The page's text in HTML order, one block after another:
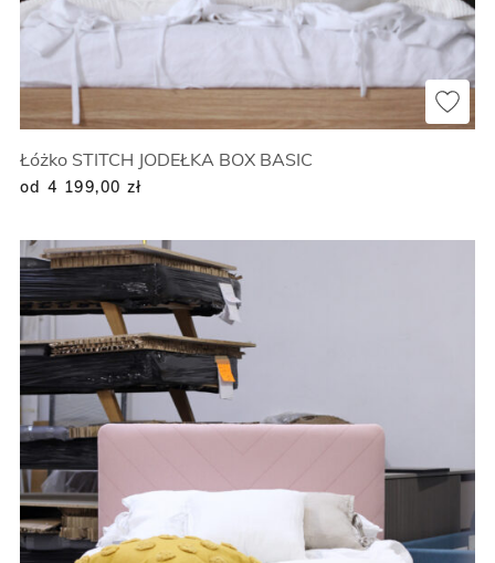
Łóżko STITCH JODEŁKA BOX BASIC
od 4 199,00 zł